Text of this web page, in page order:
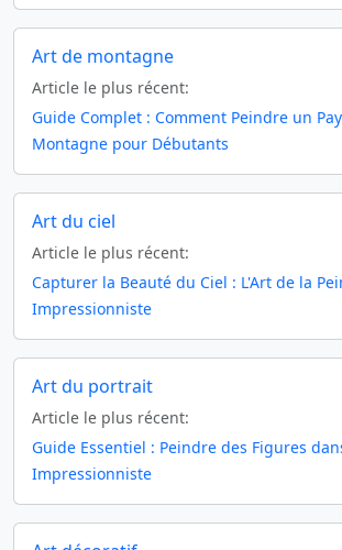
Art de montagne
Article le plus récent:
Guide Complet : Comment Peindre un
Montagne pour Débutants
Art du ciel
Article le plus récent:
Capturer la Beauté du Ciel : L'Art de la
Impressionniste
Art du portrait
Article le plus récent:
Guide Essentiel : Peindre des Figures
Impressionniste